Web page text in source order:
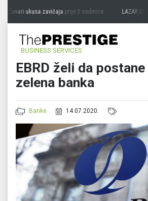
Čuvari ukusa zavičajaprije 3 sedmice LAZAR
BUSINESS SERVICES
EBRD želi da
zelena banka
Banke 14.07.2020.